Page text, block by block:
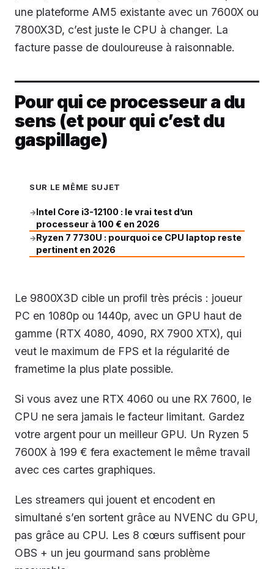
une plateforme AM5 existante avec un 7600X ou
7800X3D, c’est juste le CPU à changer. La
facture passe de douloureuse à raisonnable.
Pour qui ce processeur a du
sens (et pour qui c’est du
gaspillage)
SUR LE MÊME SUJET
→Intel Core i3-12100 : le vrai test d’un
processeur à 100 € en 2026
→Ryzen 7 7730U : pourquoi ce CPU laptop reste
pertinent en 2026
Le 9800X3D cible un profil très précis : joueur
PC en 1080p ou 1440p, avec un GPU haut de
gamme (RTX 4080, 4090, RX 7900 XTX), qui
veut le maximum de FPS et la régularité de
frametime la plus plate possible.
Si vous avez une RTX 4060 ou une RX 7600, le
CPU ne sera jamais le facteur limitant. Gardez
votre argent pour un meilleur GPU. Un Ryzen 5
7600X à 199 € fera exactement le même travail
avec ces cartes graphiques.
Les streamers qui jouent et encodent en
simultané s’en sortent grâce au NVENC du GPU,
pas grâce au CPU. Les 8 cœurs suffisent pour
OBS + un jeu gourmand sans problème